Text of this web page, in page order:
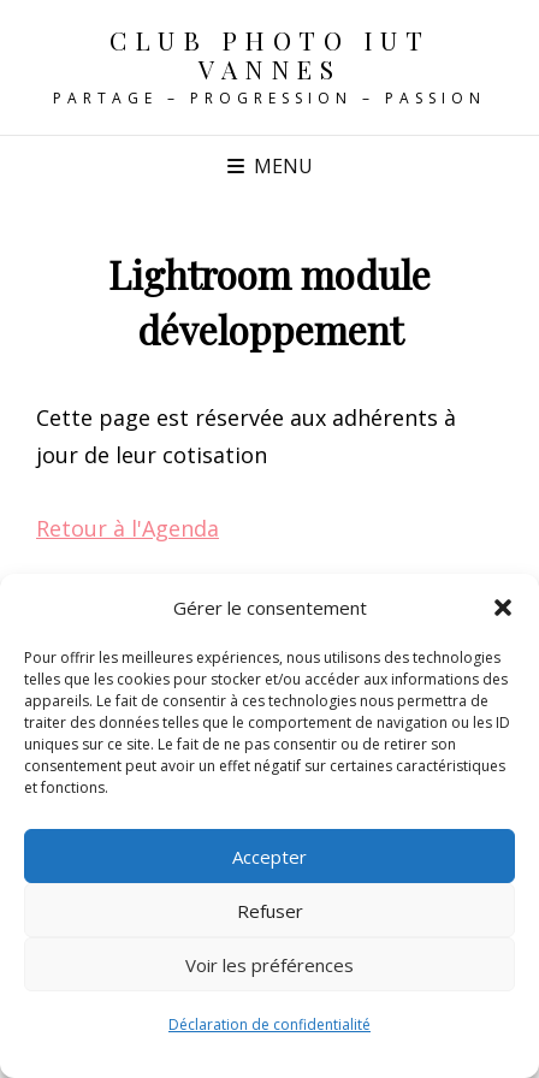
Gérer le consentement
Pour offrir les meilleures expériences, nous utilisons des technologies
telles que les cookies pour stocker et/ou accéder aux informations des
appareils. Le fait de consentir à ces technologies nous permettra de
traiter des données telles que le comportement de navigation ou les ID
uniques sur ce site. Le fait de ne pas consentir ou de retirer son
consentement peut avoir un effet négatif sur certaines caractéristiques
et fonctions.
Accepter
Refuser
Voir les préférences
Déclaration de confidentialité
CLUB PHOTO IUT
VANNES
PARTAGE – PROGRESSION – PASSION
MENU
Lightroom module
développement
Cette page est réservée aux adhérents à
jour de leur cotisation
Retour à l'Agenda
Signify-Child ByClub Photo IUT Vannes @2024